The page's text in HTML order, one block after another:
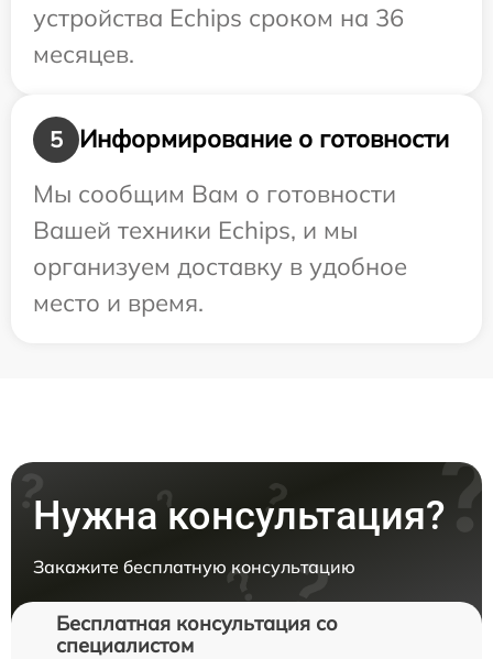
устройства Echips сроком на 36
месяцев.
5
Информирование о готовности
Мы сообщим Вам о готовности
Вашей техники Echips, и мы
организуем доставку в удобное
место и время.
Нужна консультация?
Закажите бесплатную консультацию
Бесплатная консультация со
специалистом